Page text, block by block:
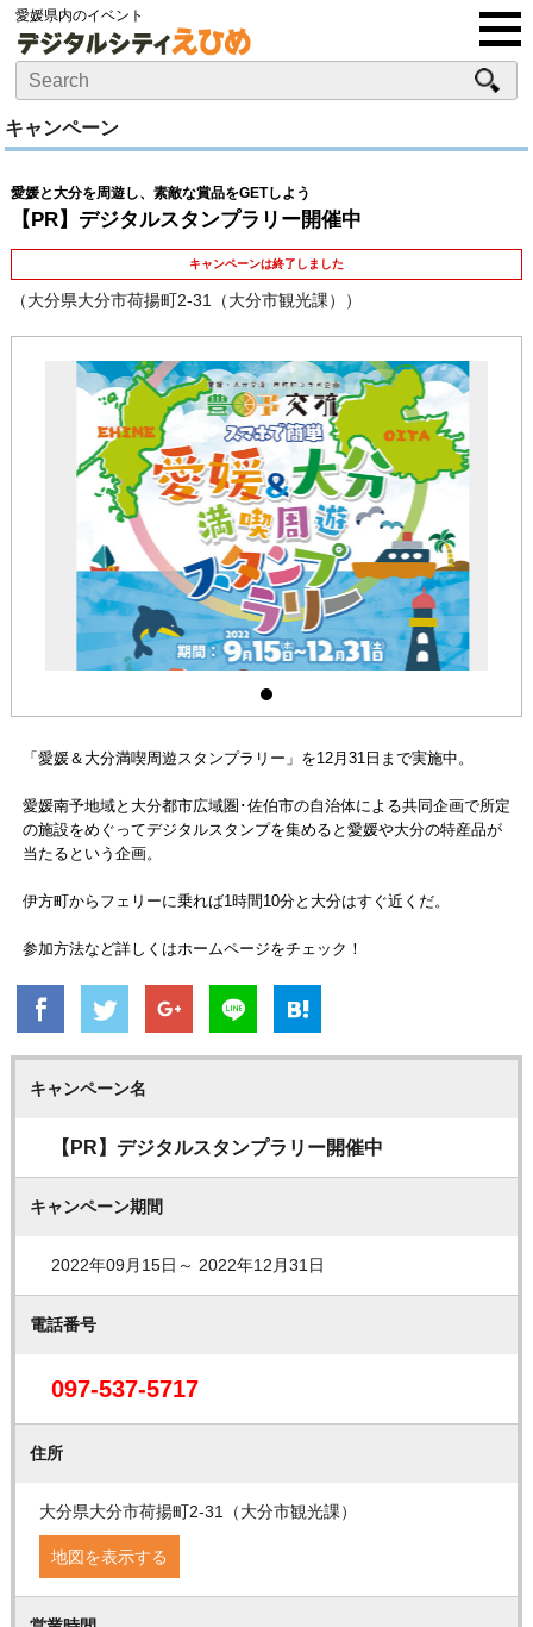
愛媛県内のイベント
キャンペーン
愛媛と大分を周遊し、素敵な賞品をGETしよう
【PR】デジタルスタンプラリー開催中
キャンペーンは終了しました
（大分県大分市荷揚町2-31（大分市観光課））
「愛媛＆大分満喫周遊スタンプラリー」を12月31日まで実施中。
愛媛南予地域と大分都市広域圏･佐伯市の自治体による共同企画で所定
の施設をめぐってデジタルスタンプを集めると愛媛や大分の特産品が
当たるという企画。
伊方町からフェリーに乗れば1時間10分と大分はすぐ近くだ。
参加方法など詳しくはホームページをチェック！
キャンペーン名
【PR】デジタルスタンプラリー開催中
キャンペーン期間
2022年09月15日～ 2022年12月31日
電話番号
097-537-5717
住所
大分県大分市荷揚町2-31（大分市観光課）
地図を表示する